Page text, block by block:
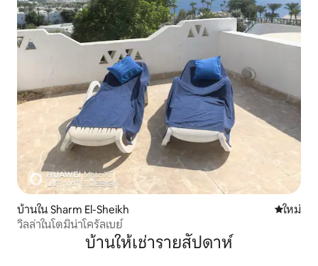
บ้านใน Sharm El-Sheikh ที่พักใหม่
ใหม่
วิลล่าในโดมิน่าโครัลเบย์
บ้านให้เช่ารายสัปดาห์